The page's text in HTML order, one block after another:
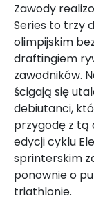
Zawody
Series to trzy
olimpijskim
draftingiem
zawodników.
ścigają się
debiutanci,
przygodę z tą
edycji cyklu
sprinterskim
ponownie o
triathlonie.